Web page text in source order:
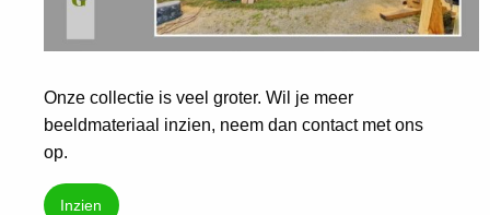
Onze collectie is veel groter. Wil je meer
beeldmateriaal inzien, neem dan contact met ons
op.
Inzien